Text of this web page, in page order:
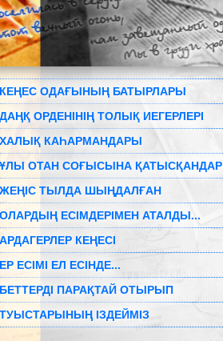
КЕҢЕС ОДАҒЫНЫҢ БАТЫРЛАРЫ
ДАҢҚ ОРДЕНІНІҢ ТОЛЫҚ ИЕГЕРЛЕРІ
ХАЛЫҚ КАҺАРМАНДАРЫ
ҰЛЫ ОТАН СОҒЫСЫНА ҚАТЫСҚАНДАР
ЖЕҢІС ТЫЛДА ШЫҢДАЛҒАН
ОЛАРДЫҢ ЕСІМДЕРІМЕН АТАЛДЫ...
АРДАГЕРЛЕР КЕҢЕСІ
ЕР ЕСІМІ ЕЛ ЕСІНДЕ...
БЕТТЕРДІ ПАРАҚТАЙ ОТЫРЫП
ТУЫСТАРЫНЫҢ ІЗДЕЙМІЗ